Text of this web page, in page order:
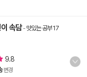
속담- 맛있는 공부 17
9.8
변경